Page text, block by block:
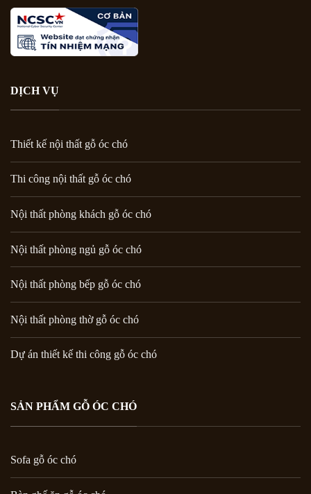
DỊCH VỤ
Thiết kế nội thất gỗ óc chó
Thi công nội thất gỗ óc chó
Nội thất phòng khách gỗ óc chó
Nội thất phòng ngủ gỗ óc chó
Nội thất phòng bếp gỗ óc chó
Nội thất phòng thờ gỗ óc chó
Dự án thiết kế thi công gỗ óc chó
SẢN PHẨM GỖ ÓC CHÓ
Sofa gỗ óc chó